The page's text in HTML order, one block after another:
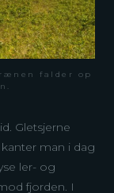
falder op
Gletsjerne
man i dag
ler- og
fjorden. I